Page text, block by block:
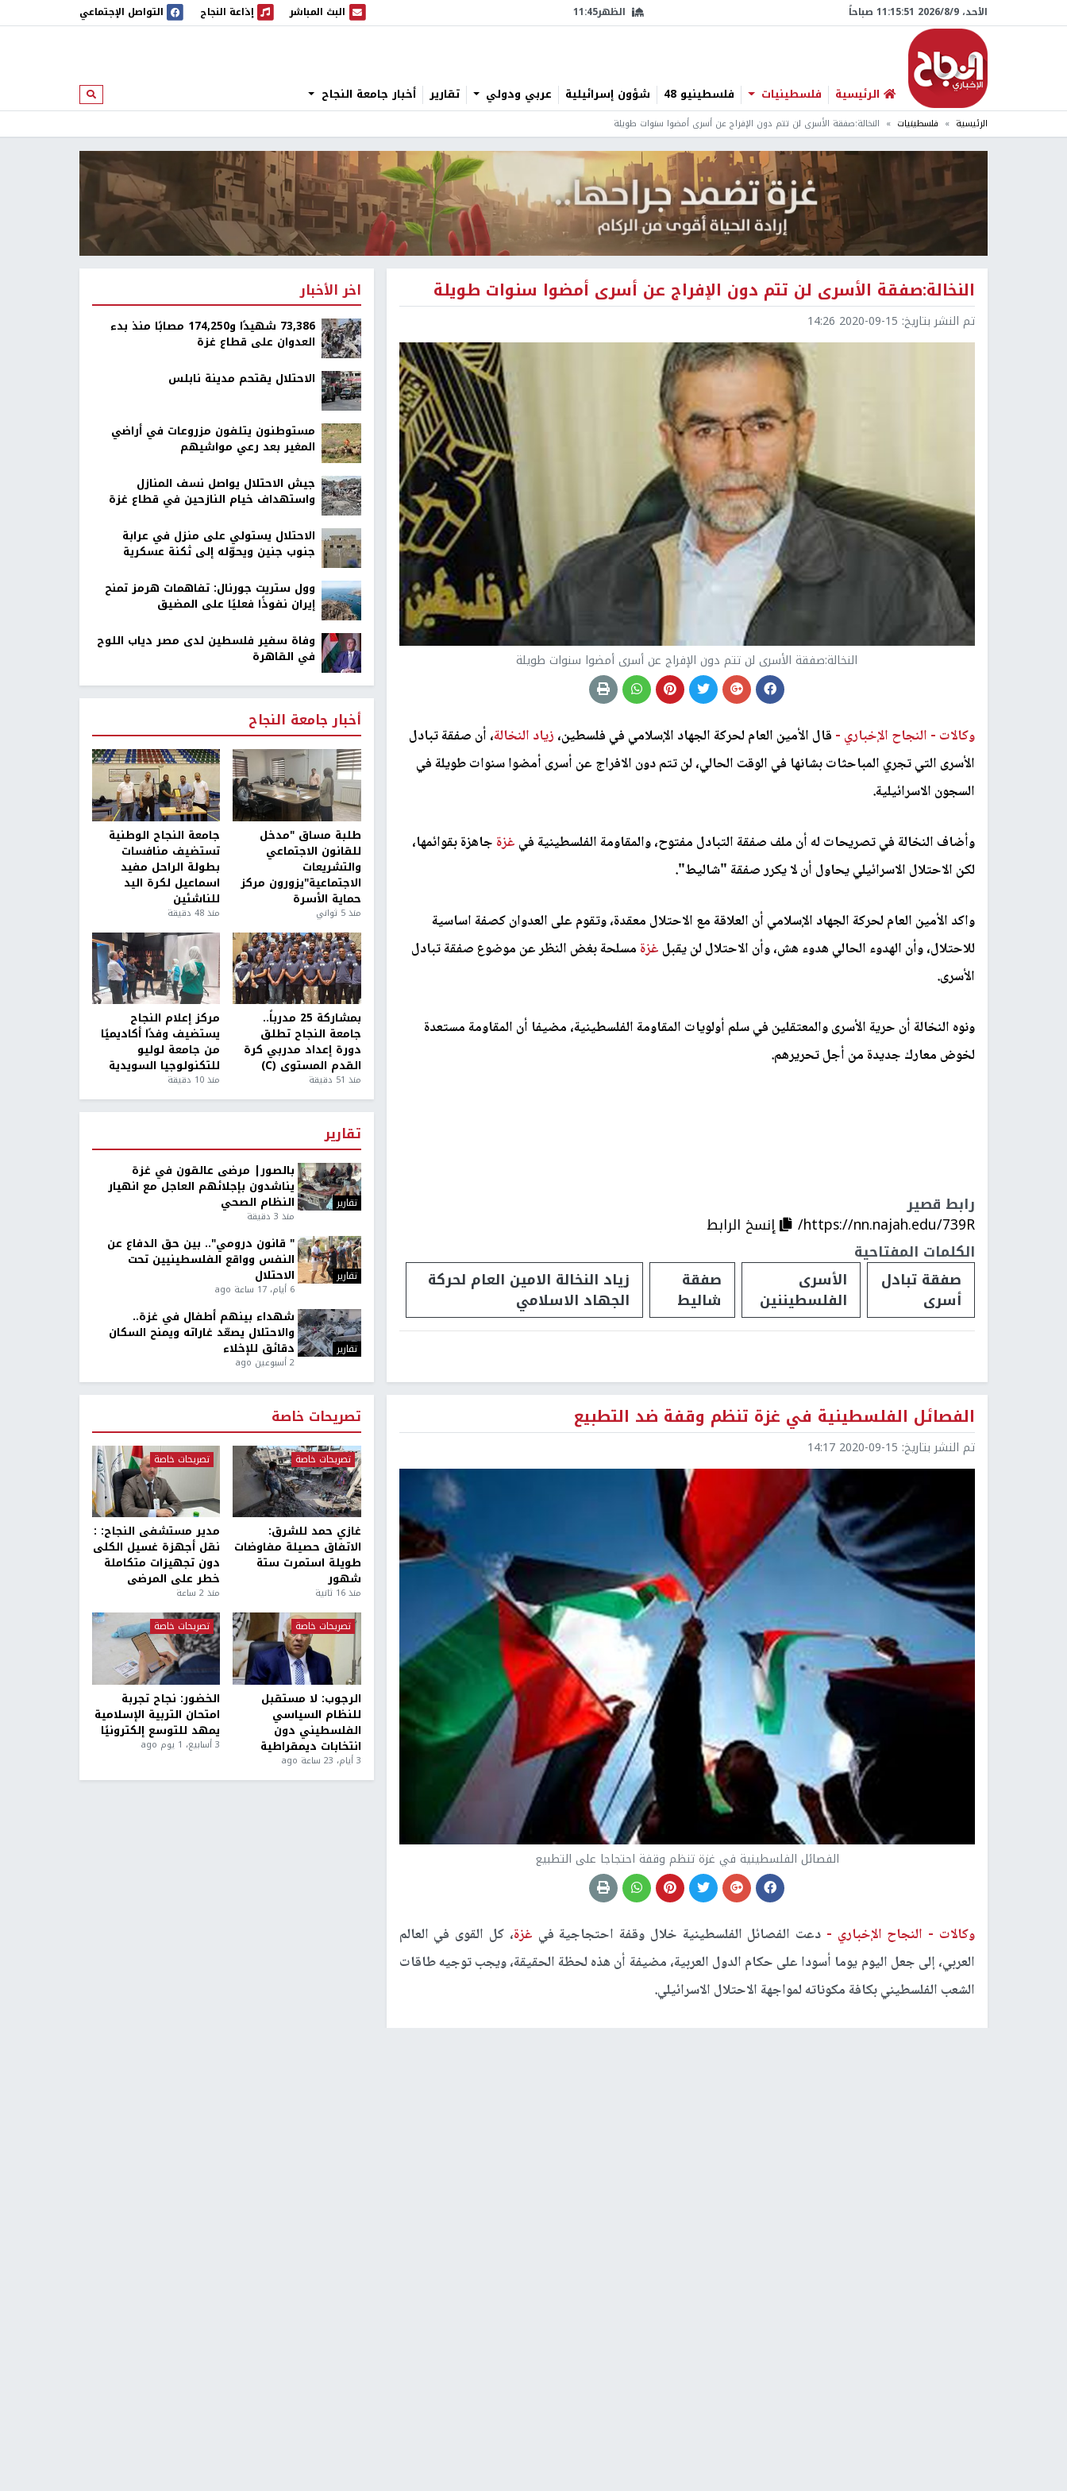
الأحد، 9/‏8/‏2026 11:15:52 صباحاً الظهر11:45 البث المباشر
البث المباشر إذاعة النجاح
إذاعة النجاح التواصل الإجتماعي
الرئيسية فلسطينيات فلسطينيو 48 شؤون إسرائيلية عربي ودولي تقارير أخبار جامعة النجاح ابحث
الرئيسية فلسطينيات النخالة:صفقة الأسرى لن تتم دون الإفراج عن أسرى أمضوا سنوات طويلة
النخالة:صفقة الأسرى لن تتم دون الإفراج عن أسرى أمضوا سنوات طويلة
تم النشر بتاريخ: 2020-09-15 14:26
النخالة:صفقة الأسرى لن تتم دون الإفراج عن أسرى أمضوا سنوات طويلة
وكالات - النجاح الإخباري - قال الأمين العام لحركة الجهاد الإسلامي في فلسطين، زياد النخالة، أن صفقة تبادل
الأسرى التي تجري المباحثات بشانها في الوقت الحالي، لن تتم دون الافراج عن أسرى أمضوا سنوات طويلة في
السجون الاسرائيلية.
وأضاف النخالة في تصريحات له أن ملف صفقة التبادل مفتوح، والمقاومة الفلسطينية في غزة جاهزة بقوائمها،
لكن الاحتلال الاسرائيلي يحاول أن لا يكرر صفقة "شاليط".
واكد الأمين العام لحركة الجهاد الإسلامي أن العلاقة مع الاحتلال معقدة، وتقوم على العدوان كصفة اساسية
للاحتلال، وأن الهدوء الحالي هدوء هش، وأن الاحتلال لن يقبل غزة مسلحة بغض النظر عن موضوع صفقة تبادل
الأسرى.
ونوه النخالة أن حرية الأسرى والمعتقلين في سلم أولويات المقاومة الفلسطينية، مضيفا أن المقاومة مستعدة
لخوض معارك جديدة من أجل تحريرهم.
رابط قصير
https://nn.najah.edu/739R/
إنسخ الرابط
الكلمات المفتاحية
صفقة تبادل
أسرى
الأسرى
الفلسطيننين
صفقة
شاليط
زياد النخالة الامين العام لحركة
الجهاد الاسلامي
الفصائل الفلسطينية في غزة تنظم وقفة ضد التطبيع
تم النشر بتاريخ: 2020-09-15 14:17
الفصائل الفلسطينية في غزة تنظم وقفة احتجاجا على التطبيع
وكالات - النجاح الإخباري - دعت الفصائل الفلسطينية خلال وقفة احتجاجية في غزة، كل القوى في العالم
العربي، إلى جعل اليوم يوما أسودا على حكام الدول العربية، مضيفة أن هذه لحظة الحقيقة، ويجب توجيه طاقات
الشعب الفلسطيني بكافة مكوناته لمواجهة الاحتلال الاسرائيلي.
اخر الأخبار
73,386 شهيدًا و174,250 مصابًا منذ بدء
العدوان على قطاع غزة
الاحتلال يقتحم مدينة نابلس
مستوطنون يتلفون مزروعات في أراضي
المغير بعد رعي مواشيهم
جيش الاحتلال يواصل نسف المنازل
واستهداف خيام النازحين في قطاع غزة
الاحتلال يستولي على منزل في عرابة
جنوب جنين ويحوّله إلى ثكنة عسكرية
وول ستريت جورنال: تفاهمات هرمز تمنح
إيران نفوذًا فعليًا على المضيق
وفاة سفير فلسطين لدى مصر دياب اللوح
في القاهرة
أخبار جامعة النجاح
طلبة مساق "مدخل
للقانون الاجتماعي
والتشريعات
الاجتماعية"يزورون مركز
حماية الأسرة
منذ 5 ثواني
جامعة النجاح الوطنية
تستضيف منافسات
بطولة الراحل مفيد
اسماعيل لكرة اليد
للناشئين
منذ 48 دقيقة
بمشاركة 25 مدرباً..
جامعة النجاح تطلق
دورة إعداد مدربي كرة
القدم المستوى (C)
منذ 51 دقيقة
مركز إعلام النجاح
يستضيف وفدًا أكاديميًا
من جامعة لوليو
للتكنولوجيا السويدية
منذ 10 دقيقة
تقارير
تقارير
بالصور| مرضى عالقون في غزة
يناشدون بإجلائهم العاجل مع انهيار
النظام الصحي
منذ 3 دقيقة
تقارير
" قانون درومي".. بين حق الدفاع عن
النفس وواقع الفلسطينيين تحت
الاحتلال
6 أيام، 17 ساعة ago
تقارير
شهداء بينهم أطفال في غزة..
والاحتلال يصعّد غاراته ويمنح السكان
دقائق للإخلاء
2 أسبوعين ago
تصريحات خاصة
تصريحات خاصة
غازي حمد للشرق:
الاتفاق حصيلة مفاوضات
طويلة استمرت ستة
شهور
منذ 16 ثانية
تصريحات خاصة
مدير مستشفى النجاح: :
نقل أجهزة غسيل الكلى
دون تجهيزات متكاملة
خطر على المرضى
منذ 2 ساعة
تصريحات خاصة
الرجوب: لا مستقبل
للنظام السياسي
الفلسطيني دون
انتخابات ديمقراطية
3 أيام، 23 ساعة ago
تصريحات خاصة
الخضور: نجاح تجربة
امتحان التربية الإسلامية
يمهد للتوسع إلكترونيًا
3 أسابيع، 1 يوم ago